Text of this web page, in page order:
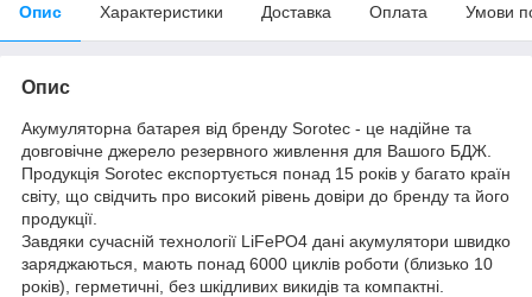
Опис Характеристики Доставка Оплата Умови
Опис
Акумуляторна батарея від бренду Sorotec - це надійне та
довговічне джерело резервного живлення для Вашого БДЖ.
Продукція Sorotec експортується понад 15 років у багато країн
світу, що свідчить про високий рівень довіри до бренду та його
продукції.
Завдяки сучасній технології LiFePO4 дані акумулятори швидко
заряджаються, мають понад 6000 циклів роботи (близько 10
років), герметичні, без шкідливих викидів та компактні.